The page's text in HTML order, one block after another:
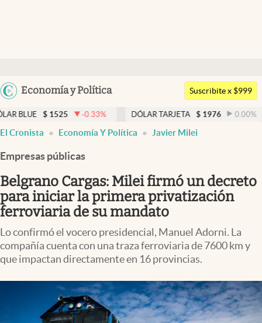
Argentina
Uruguay
Economía y Política
Members
Economía y Política
Finanzas y Mercados
Mercados Online
Negocios
Columnistas
Apertura
Suscribite x $999
-0.33 % DÓLAR TARJETA $ 1976 0.00% DÓLAR
El Cronista Economía Y Política Javier Milei
Empresas públicas
Belgrano Cargas: Milei firmó un decreto
para iniciar la primera privatización
ferroviaria de su mandato
Lo confirmó el vocero presidencial, Manuel Adorni. La
compañía cuenta con una traza ferroviaria de 7600 km y
que impactan directamente en 16 provincias.